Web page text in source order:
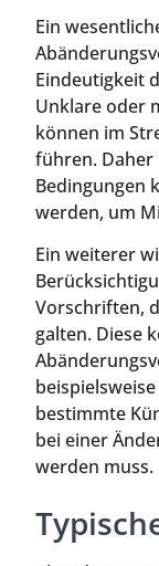
Ein
Eindeutigkeit
Unklare oder
können im
führen. Daher
Bedingungen
werden, um
Ein weiterer
Vorschriften,
galten. Diese
bestimmte
bei einer
werden muss.